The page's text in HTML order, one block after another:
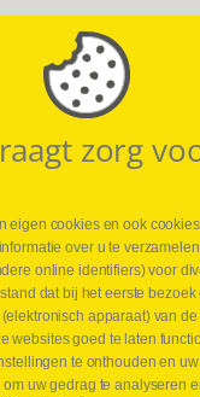
Media
zorg
eigen cookies en ook
over u te
online identifiers) voor
dat bij het eerste
apparaat) van de
websites goed te laten
te onthouden en
om uw gedrag te analyseren